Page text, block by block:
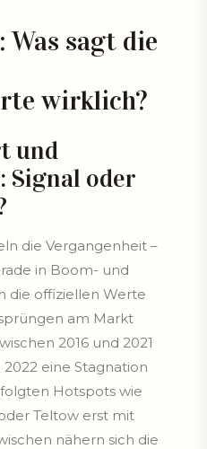
Was sagt die
wirklich?
und
Signal oder
die Vergangenheit –
in Boom- und
die offiziellen Werte
am Markt
2016 und 2021
2022 eine Stagnation
Hotspots wie
Teltow erst mit
nähern sich die